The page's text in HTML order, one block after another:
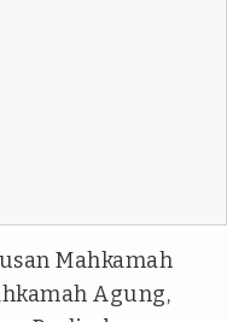
Mahkamah
Agung,